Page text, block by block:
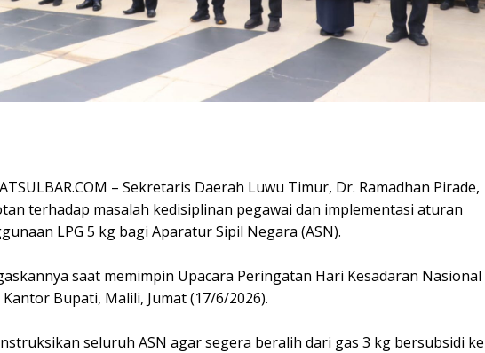
– Sekretaris Daerah Luwu Timur, Dr. Ramadhan Pirade,
terhadap masalah kedisiplinan pegawai dan implementasi aturan
LPG 5 kg bagi Aparatur Sipil Negara (ASN).
saat memimpin Upacara Peringatan Hari Kesadaran Nasional
Bupati, Malili, Jumat (17/6/2026).
seluruh ASN agar segera beralih dari gas 3 kg bersubsidi ke